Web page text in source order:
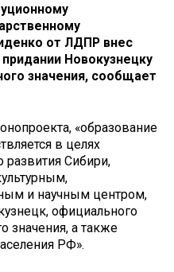
от ЛДПР внес
Новокузнецку
значения, сообщает
«образование
в целях
развития Сибири,
и научным центром,
официального
значения, а также
РФ».